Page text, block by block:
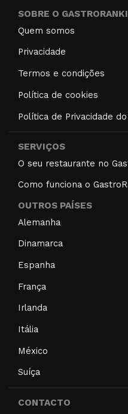
SOBRE O
Quem somos
Privacidade
Termos e condições
Política de cookies
Política de Privacidade
SERVIÇOS
O seu restaurante no
Como funciona o
OUTROS PAÍSES
Alemanha
Dinamarca
Espanha
França
Irlanda
Itália
México
Suíça
CONTACTO